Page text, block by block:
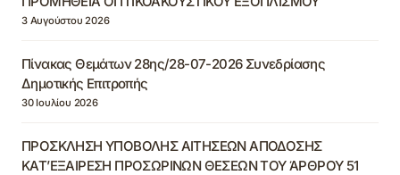
3 Αυγούστου 2026
Πίνακας Θεμάτων 28ης/28-07-2026 Συνεδρίασης
Δημοτικής Επιτροπής
30 Ιουλίου 2026
ΠΡΟΣΚΛΗΣΗ ΥΠΟΒΟΛΗΣ ΑΙΤΗΣΕΩΝ ΑΠΟΔΟΣΗΣ
ΚΑΤ’ΕΞΑΙΡΕΣΗ ΠΡΟΣΩΡΙΝΩΝ ΘΕΣΕΩΝ ΤΟΥ ΆΡΘΡΟΥ 51